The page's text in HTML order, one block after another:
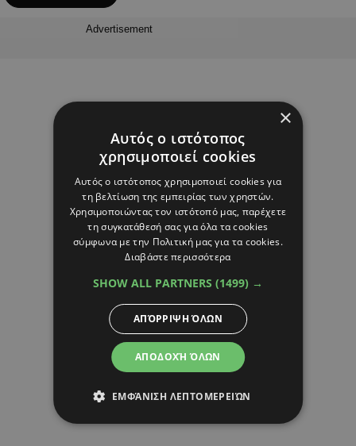
Advertisement
×
Αυτός ο ιστότοπος
χρησιμοποιεί cookies
Αυτός ο ιστότοπος χρησιμοποιεί cookies για
τη βελτίωση της εμπειρίας των χρηστών.
Χρησιμοποιώντας τον ιστότοπό μας, παρέχετε
τη συγκατάθεσή σας για όλα τα cookies
σύμφωνα με την Πολιτική μας για τα cookies.
Διαβάστε περισσότερα
SHOW ALL PARTNERS (1499) →
ΑΠΟΔΟΧΉ ΌΛΩΝ
ΑΠΌΡΡΙΨΗ ΌΛΩΝ
ΕΜΦΆΝΙΣΗ ΛΕΠΤΟΜΕΡΕΙΏΝ